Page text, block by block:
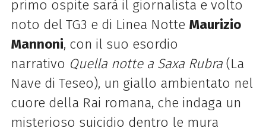
primo ospite sarà il giornalista e volto
noto del TG3 e di Linea Notte Maurizio
Mannoni, con il suo esordio
narrativo Quella notte a Saxa Rubra (La
Nave di Teseo), un giallo ambientato nel
cuore della Rai romana, che indaga un
misterioso suicidio dentro le mura